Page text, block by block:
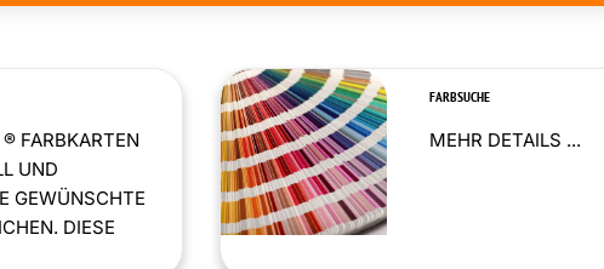
FARBKARTEN
UND
GEWÜNSCHTE
DIESE
FARBSUCHE
MEHR DETAILS ...